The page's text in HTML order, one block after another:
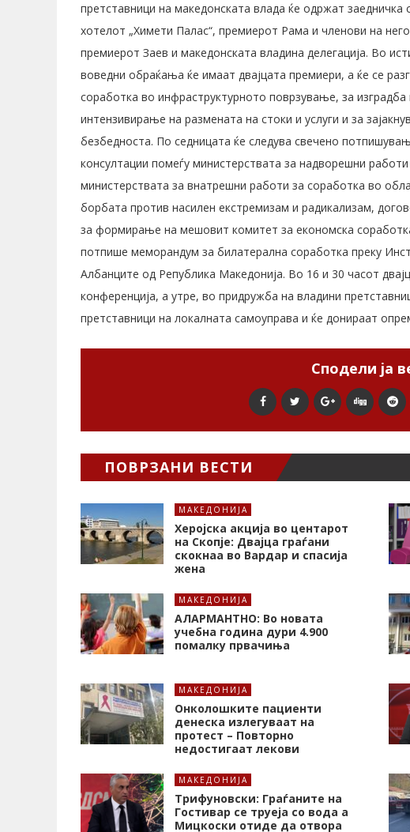
претставници на македонската влада ќе одржат
хотелот „Химети Палас“, премиерот Рама и членови на
премиерот Заев и македонската владина делегација. Во
воведни обраќања ќе имаат двајцата премиери, а ќе се
соработка во инфраструктурното поврзување, за
интензивирање на размената на стоки и услуги и за
безбедноста. По седницата ќе следува свечено
консултации помеѓу министерствата за надворешни
министерствата за внатрешни работи за соработка во
борбата против насилен екстремизам и радикализам,
за формирање на мешовит комитет за економска
потпише меморандум за билатерална соработка преку
Албанците од Република Македонија. Во 16 и 30 часот
конференција, а утре, во придружба на владини
претставници на локалната самоуправа и ќе донираат
Сподели ја
ПОВРЗАНИ ВЕСТИ
МАКЕДОНИЈА
Херојска акција во центарот
на Скопје: Двајца граѓани
скокнаа во Вардар и спасија
жена
МАКЕДОНИЈА
АЛАРМАНТНО: Во новата
учебна година дури 4.900
помалку првачиња
МАКЕДОНИЈА
Онколошките пациенти
денеска излегуваат на
протест – Повторно
недостигаат лекови
МАКЕДОНИЈА
Трифуновски: Граѓаните на
Гостивар се труеја со вода а
Мицкоски отиде да отвора